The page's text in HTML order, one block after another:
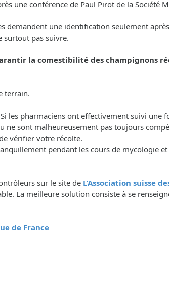
une conférence de Paul Pirot de la Société
demandent une identification seulement
surtout pas suivre.
la comestibilité des champignons
terrain.
les pharmaciens ont effectivement suivi
sont malheureusement pas toujours
vérifier votre récolte.
pendant les cours de mycologie
sur le site de L’Association suisse
La meilleure solution consiste à se
de France